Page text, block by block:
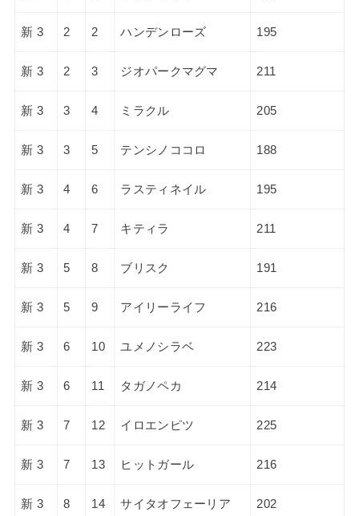
新 3 2 2 ハンデンローズ 195
新 3 2 3 ジオパークマグマ 211
新 3 3 4 ミラクル 205
新 3 3 5 テンシノココロ 188
新 3 4 6 ラスティネイル 195
新 3 4 7 キティラ 211
新 3 5 8 ブリスク 191
新 3 5 9 アイリーライフ 216
新 3 6 10 ユメノシラベ 223
新 3 6 11 タガノペカ 214
新 3 7 12 イロエンピツ 225
新 3 7 13 ヒットガール 216
新 3 8 14 サイタオフェーリア 202